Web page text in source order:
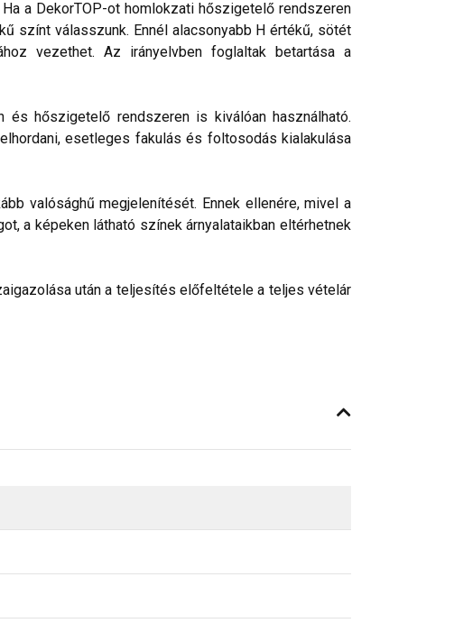
a DekorTOP-ot homlokzati hőszigetelő rendszeren
színt válasszunk. Ennél alacsonyabb H értékű, sötét
vezethet. Az irányelvben foglaltak betartása a
hőszigetelő rendszeren is kiválóan használható.
esetleges fakulás és foltosodás kialakulása
valósághű megjelenítését. Ennek ellenére, mivel a
a képeken látható színek árnyalataikban eltérhetnek
után a teljesítés előfeltétele a teljes vételár